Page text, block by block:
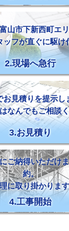
山市下新西町エ
ッフが直ぐに駆け
2.現場へ急行
お見積りを提示し
なんでもご相談
3.お見積り
ご納得いただけ
約。
に取り掛かります
4.工事開始